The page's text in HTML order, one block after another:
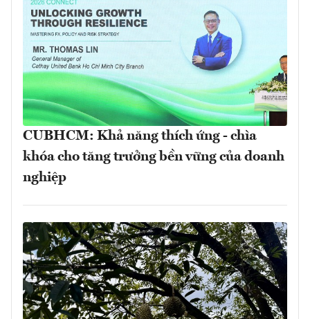
CUBHCM: Khả năng thích ứng - chìa
khóa cho tăng trưởng bền vững của doanh
nghiệp